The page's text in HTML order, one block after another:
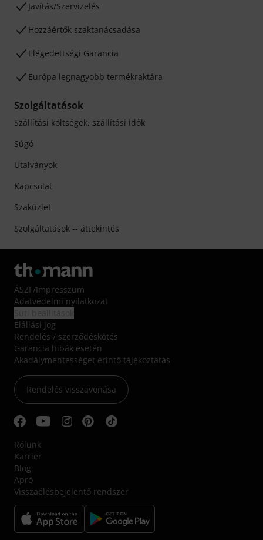
Javítás/Szervizelés
Hozzáértők szaktanácsadása
Elégedettségi Garancia
Európa legnagyobb termékraktára
Szolgáltatások
Szállítási költségek, szállítási idők
Súgó
Utalványok
Kapcsolat
Szaküzlet
Szolgáltatások -- áttekintés
ÁSZF/Impresszum
Adatvédelmi nyilatkozat
Elállási jog
Rendelés / szerződéskötés
Garancia hibák esetén
Akadálymentességet érintő tájékoztatás
Rendelés visszavonása
Rólunk
Karrier
Blog
Apró
Visszaélésbejelentő rendszer